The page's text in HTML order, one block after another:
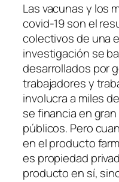
Las vacunas y los
covid-19 son el
colectivos de una
investigación se
desarrollados por
trabajadores y
involucra a miles
se financia en
públicos. Pero
en el producto
es propiedad
producto en sí,